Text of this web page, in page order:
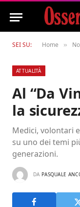
SEI SU: Home »
ATTUALITÀ
Al “Da
la
Medici, volontari
su uno dei temi
generazioni.
DA PASQUALE